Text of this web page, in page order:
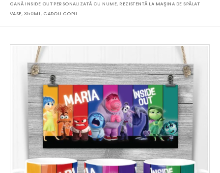
CANĂ INSIDE OUT PERSONALIZATĂ CU NUME, REZISTENTĂ LA MAŞINA DE SPĂLAT
VASE, 350ML, CADOU COPII